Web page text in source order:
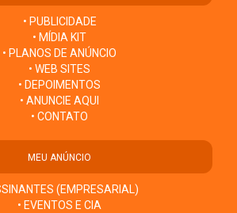
• PUBLICIDADE
• MÍDIA KIT
• PLANOS DE ANÚNCIO
• WEB SITES
• DEPOIMENTOS
• ANUNCIE AQUI
• CONTATO
MEU ANÚNCIO
(EMPRESARIAL)
• EVENTOS E CIA